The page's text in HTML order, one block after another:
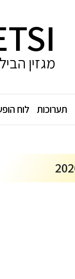
מגזין
תערוכות לוח